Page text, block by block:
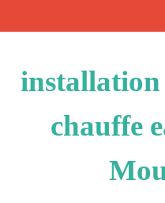
installation
chauffe